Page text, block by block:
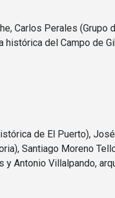
Carlos Perales (Grupo
del Campo de
de El Puerto),
Santiago Moreno
y Antonio Villalpando,